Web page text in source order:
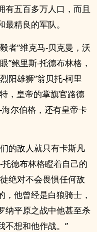
有五百多万人口，而且
精良的军队。
者”维克马-贝克曼，沃
”鲍里斯-托德布林格，
阳雄狮”翁贝托-柯里
，皇帝的掌旗官路德
尔伯格，还有皇帝卡
的敌人就只有卡斯凡
德布林格瞪着自己的
绝对不会畏惧任何敌
，他曾经是白狼骑士，
纳平原之战中他甚至杀
不想和他作战。”